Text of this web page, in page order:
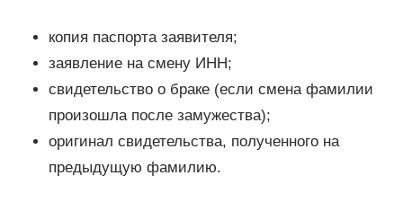
копия паспорта заявителя;
заявление на смену ИНН;
свидетельство о браке (если смена фамилии
произошла после замужества);
оригинал свидетельства, полученного на
предыдущую фамилию.